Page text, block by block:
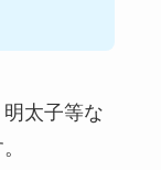
太子等な